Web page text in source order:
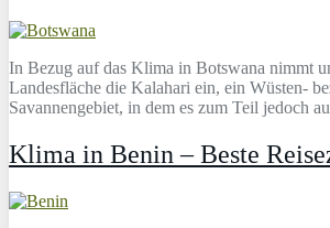
In Bezug auf das Klima in Botswana nimmt
Landesfläche die Kalahari ein, ein Wüsten-
Savannengebiet, in dem es zum Teil jedoch
Klima in Benin – Beste